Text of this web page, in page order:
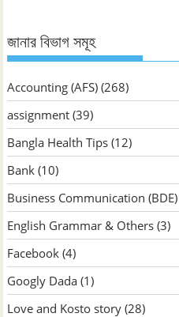
জানার বিভাগ সমূহ
Accounting (AFS) (268)
assignment (39)
Bangla Health Tips (12)
Bank (10)
Business Communication (BDE)
English Grammar & Others (3)
Facebook (4)
Googly Dada (1)
Love and Kosto story (28)